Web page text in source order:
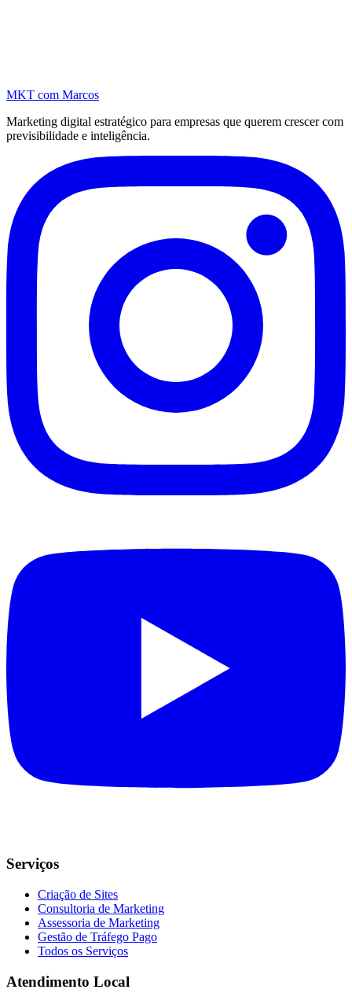
MKT com Marcos
Marketing digital estratégico para empresas que querem crescer com
previsibilidade e inteligência.
Serviços
Criação de Sites
Consultoria de Marketing
Assessoria de Marketing
Gestão de Tráfego Pago
Todos os Serviços
Atendimento Local